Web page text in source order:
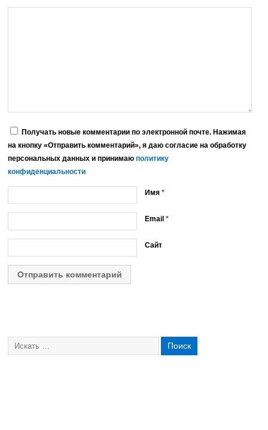
Получать новые комментарии по электронной почте. Нажимая
на кнопку «Отправить комментарий», я даю согласие на обработку
персональных данных и принимаюполитику
конфиденциальности
Имя*
Email*
Сайт